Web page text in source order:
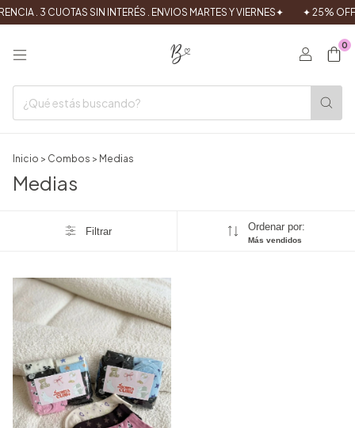
. 3 CUOTAS SIN INTERÉS . ENVIOS MARTES Y VIERNES✦ ✦ 25% OFF
0
Inicio > Combos > Medias
Medias
Filtrar Ordenar por:
Más vendidos